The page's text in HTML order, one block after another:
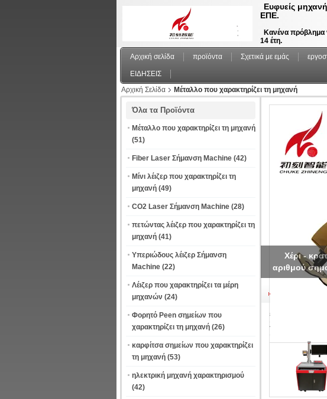
Ευφυείς
ΕΠΕ.
Κανένα πρόβλημα
14 έτη.
Αρχική σελίδα
προϊόντα Σχετικά με εμάς
ΕΙΔΗΣΕΙΣ
Αρχική Σελίδα
Μέταλλο που χαρακτηρίζει τη μηχανή
Όλα τα Προϊόντα
Μέταλλο που χαρακτηρίζει τη μηχανή
(51)
Fiber Laser Σήμανση Machine (42)
Μίνι λέιζερ που χαρακτηρίζει τη
μηχανή (49)
CO2 Laser Σήμανση Machine (28)
πετώντας λέιζερ που χαρακτηρίζει τη
μηχανή (41)
Υπεριώδους λέιζερ Σήμανση
Machine (22)
Λέιζερ που χαρακτηρίζει τα μέρη
μηχανών (24)
Φορητό Peen σημείων που
χαρακτηρίζει τη μηχανή (26)
καρφίτσα σημείων που χαρακτηρίζει
τη μηχανή (53)
ηλεκτρική μηχανή χαρακτηρισμού
(42)
Χέρι -
αριθμού
είμαστε καλής
λέιζερ που